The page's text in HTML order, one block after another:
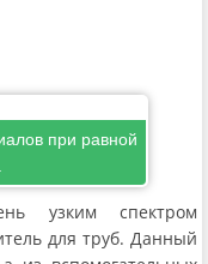
при равной
узким спектром
для труб. Данный